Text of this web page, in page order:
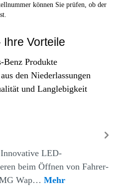
können Sie prüfen, ob der
Vorteile
Benz Produkte
den Niederlassungen
und Langlebigkeit
LED-
beim Öffnen von Fahrer-
Wap… Mehr